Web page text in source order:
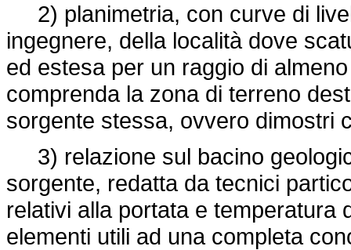
2) planimetria, con curve di
ingegnere, della località dove
ed estesa per un raggio di
comprenda la zona di terreno
sorgente stessa, ovvero dimostri
3) relazione sul bacino
sorgente, redatta da tecnici
relativi alla portata e temperatura
elementi utili ad una completa